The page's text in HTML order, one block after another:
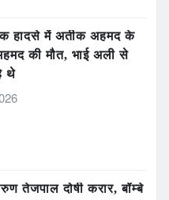
हादसे में अतीक अहमद के
की मौत, भाई अली से
थे
तेजपाल दोषी करार, बॉम्बे